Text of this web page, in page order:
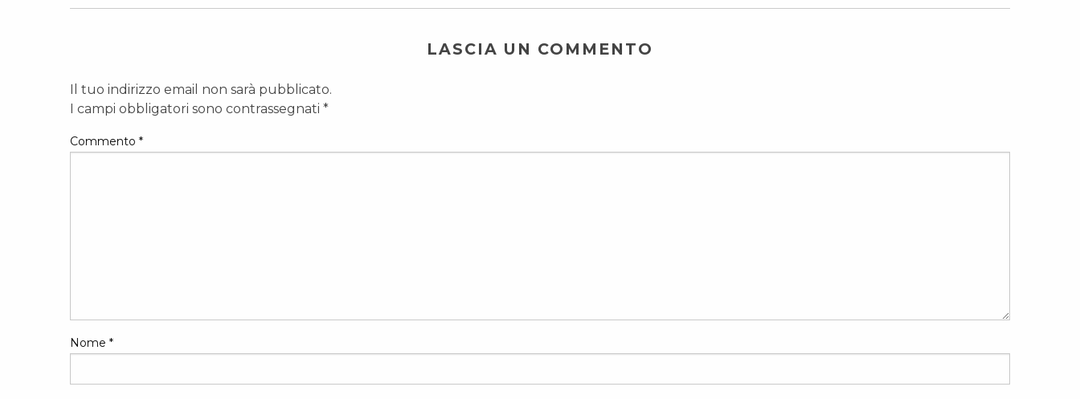
LASCIA UN COMMENTO
Il tuo indirizzo email non sarà pubblicato.
I campi obbligatori sono contrassegnati *
Commento *
Nome *